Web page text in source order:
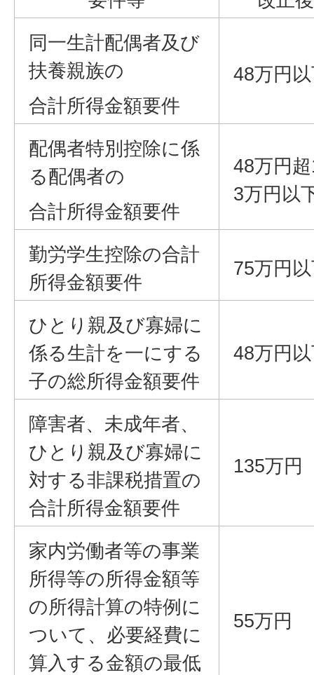
同一生計配偶者及び
扶養親族の
合計所得金額要件
48万円
配偶者特別控除に係
る配偶者の
合計所得金額要件
48万円
3万円以
勤労学生控除の合計
所得金額要件
75万円
ひとり親及び寡婦に
係る生計を一にする
子の総所得金額要件
48万円
障害者、未成年者、
ひとり親及び寡婦に
対する非課税措置の
合計所得金額要件
135万円
家内労働者等の事業
所得等の所得金額等
の所得計算の特例に
ついて、必要経費に
算入する金額の最低
55万円